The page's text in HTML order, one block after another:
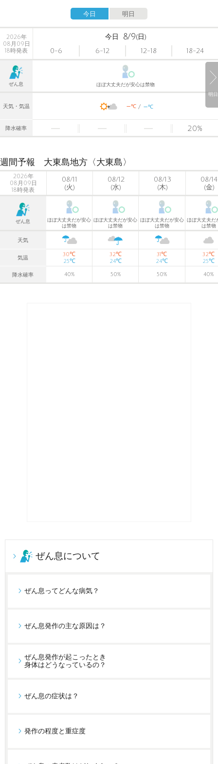
今日 明日
明日
2026年
08月09日
18時発表
今日 8/9(日)
0-6
6-12 12-18 18-24
ぜん息 ほぼ大丈夫だが安心は禁物
天気・気温 -℃ -℃
降水確率 20%
週間予報 大東島地方〈大東島〉
2026年
08月09日
18時発表
08/11
(火)
08/12
(水)
08/13
(木)
08/14
(金)
ぜん息
ほぼ大丈夫だが安心
は禁物
ほぼ大丈夫だが安心
は禁物
ほぼ大丈夫だが安心
は禁物
ほぼ大丈夫だ
は禁物
天気
気温
30℃
25℃
32℃
24℃
31℃
24℃
32℃
25℃
降水確率 40% 50% 50% 40%
ぜん息について
ぜん息ってどんな病気？
ぜん息発作の主な原因は？
ぜん息発作が起こったとき
身体はどうなっているの？
ぜん息の症状は？
発作の程度と重症度